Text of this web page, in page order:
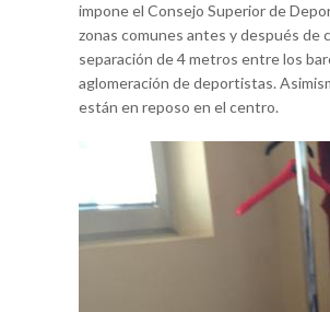
impone el Consejo Superior de
zonas comunes antes y después de
separación de 4 metros entre los
aglomeración de deportistas.
están en reposo en el centro.